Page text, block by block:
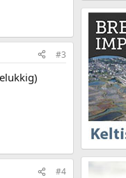
#3
#4